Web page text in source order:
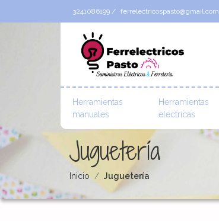
3241086199 / ferrelectricospasto@gmail.com
Herramientas
manuales
Herramientas
electricas
Juguetería
Inicio Juguetería